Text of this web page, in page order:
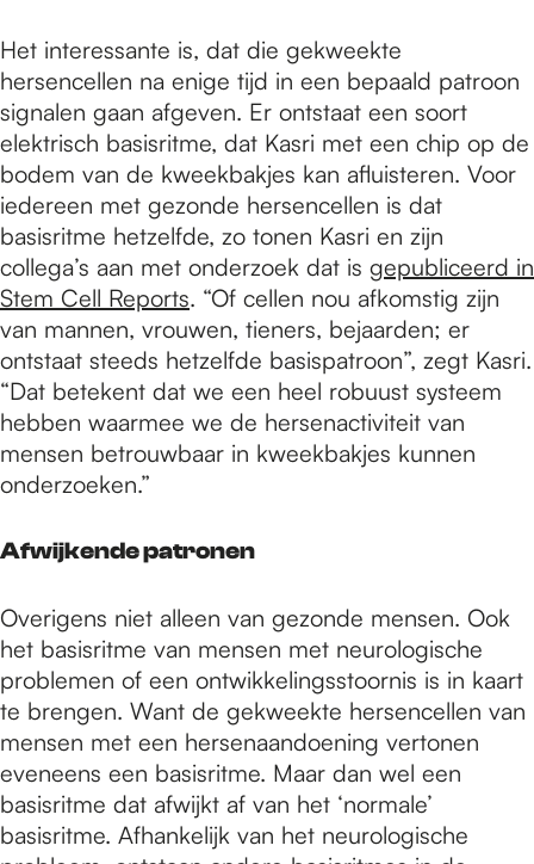
Het interessante is, dat die gekweekte
hersencellen na enige tijd in een bepaald patroon
signalen gaan afgeven. Er ontstaat een soort
elektrisch basisritme, dat Kasri met een chip op de
bodem van de kweekbakjes kan afluisteren. Voor
iedereen met gezonde hersencellen is dat
basisritme hetzelfde, zo tonen Kasri en zijn
collega’s aan met onderzoek dat is gepubliceerd in
Stem Cell Reports. “Of cellen nou afkomstig zijn
van mannen, vrouwen, tieners, bejaarden; er
ontstaat steeds hetzelfde basispatroon”, zegt Kasri.
“Dat betekent dat we een heel robuust systeem
hebben waarmee we de hersenactiviteit van
mensen betrouwbaar in kweekbakjes kunnen
onderzoeken.”
Afwijkende patronen
Overigens niet alleen van gezonde mensen. Ook
het basisritme van mensen met neurologische
problemen of een ontwikkelingsstoornis is in kaart
te brengen. Want de gekweekte hersencellen van
mensen met een hersenaandoening vertonen
eveneens een basisritme. Maar dan wel een
basisritme dat afwijkt af van het ‘normale’
basisritme. Afhankelijk van het neurologische